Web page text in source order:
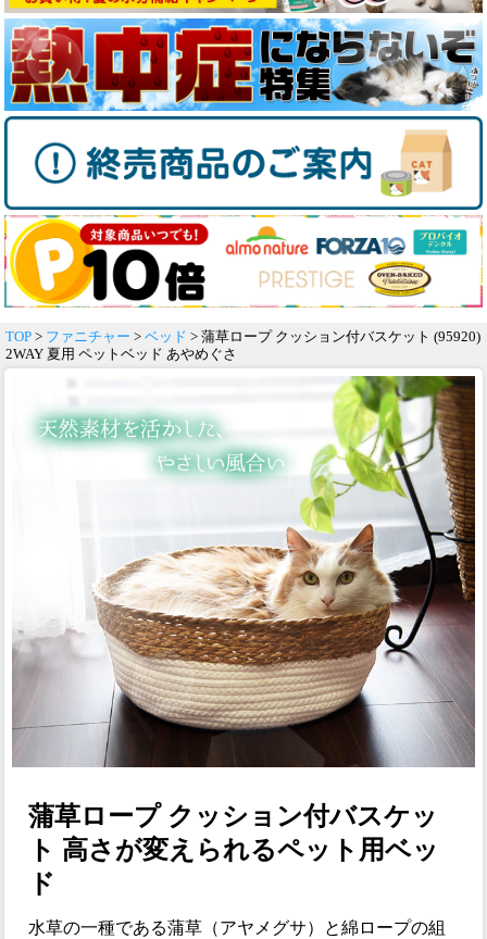
TOP > ファニチャー > ベッド > 蒲草ロープ クッション付バスケット (95920)
2WAY 夏用 ペットベッド あやめぐさ
蒲草ロープ クッション付バスケッ
ト 高さが変えられるペット用ベッ
ド
水草の一種である蒲草（アヤメグサ）と綿ロープの組